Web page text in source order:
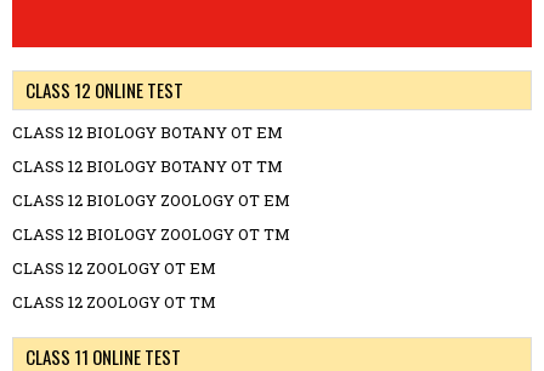
CLASS 12 ONLINE TEST
CLASS 12 BIOLOGY BOTANY OT EM
CLASS 12 BIOLOGY BOTANY OT TM
CLASS 12 BIOLOGY ZOOLOGY OT EM
CLASS 12 BIOLOGY ZOOLOGY OT TM
CLASS 12 ZOOLOGY OT EM
CLASS 12 ZOOLOGY OT TM
CLASS 11 ONLINE TEST